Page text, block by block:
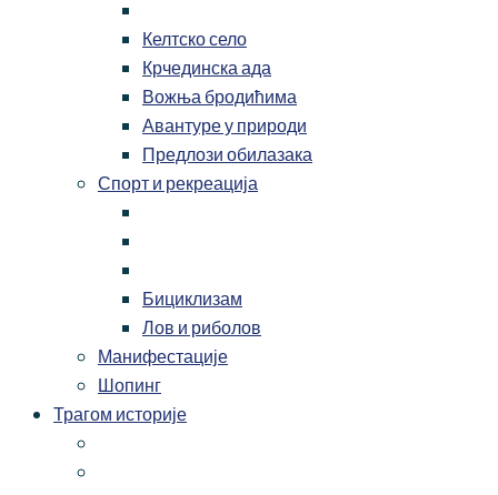
Келтско село
Крчединска ада
Вожња бродићима
Авантуре у природи
Предлози обилазака
Спорт и рекреација
Бициклизам
Лов и риболов
Манифестације
Шопинг
Трагом историје